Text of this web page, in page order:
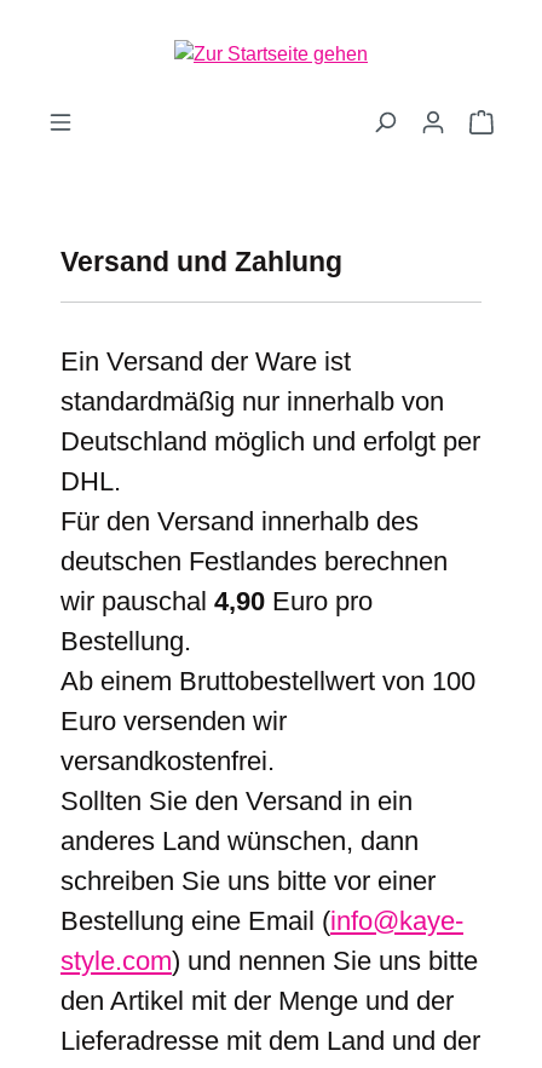
Versand und Zahlung
Ein Versand der Ware ist
standardmäßig nur innerhalb von
Deutschland möglich und erfolgt per
DHL.
Für den Versand innerhalb des
deutschen Festlandes berechnen
wir pauschal 4,90 Euro pro
Bestellung.
Ab einem Bruttobestellwert von 100
Euro versenden wir
versandkostenfrei.
Sollten Sie den Versand in ein
anderes Land wünschen, dann
schreiben Sie uns bitte vor einer
Bestellung eine Email (info@kaye-
style.com) und nennen Sie uns bitte
den Artikel mit der Menge und der
Lieferadresse mit dem Land und der